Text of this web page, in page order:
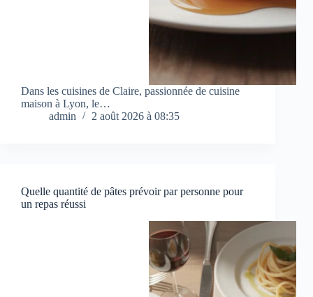
Dans les cuisines de Claire, passionnée de cuisine
maison à Lyon, le…
admin
2 août 2026 à 08:35
Quelle quantité de pâtes prévoir par personne pour
un repas réussi